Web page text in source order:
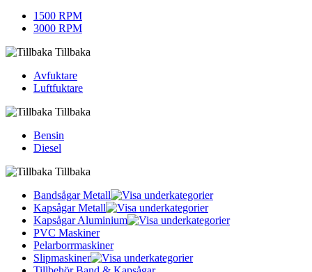
1500 RPM
3000 RPM
Tillbaka
Avfuktare
Luftfuktare
Tillbaka
Bensin
Diesel
Tillbaka
Bandsågar Metall
Kapsågar Metall
Kapsågar Aluminium
PVC Maskiner
Pelarborrmaskiner
Slipmaskiner